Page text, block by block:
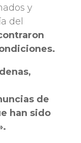
y
del
de
han sido